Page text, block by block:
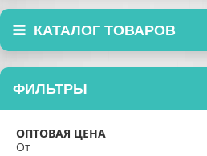
КАТАЛОГ ТОВАРОВ
ФИЛЬТРЫ
ОПТОВАЯ ЦЕНА
От